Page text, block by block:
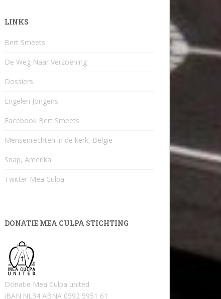
LINKS
Bert Smeets
De Weg Naar Verzoening
Dossiers
Engelen Jongens
Facebook Bert Smeets
Mensenrechten in de kerk, België
Snap, Amerika
Twitter Mea Culpa
DONATIE MEA CULPA STICHTING
Donatie Mea Culpa united
iBAN:NL34 ABNA 0592 5951 61